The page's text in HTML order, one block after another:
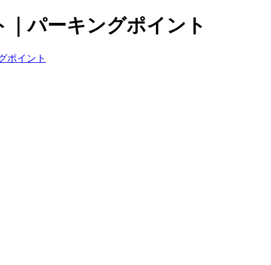
パーキングポイント
ポイント